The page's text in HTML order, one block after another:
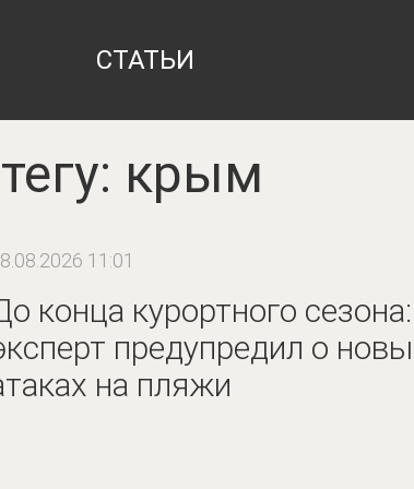
СТАТЬИ
крым
11:01
конца курортного сезона:
предупредил о
на пляжи